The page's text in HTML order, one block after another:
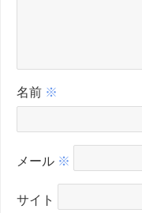
名前 ※
メール ※
サイト